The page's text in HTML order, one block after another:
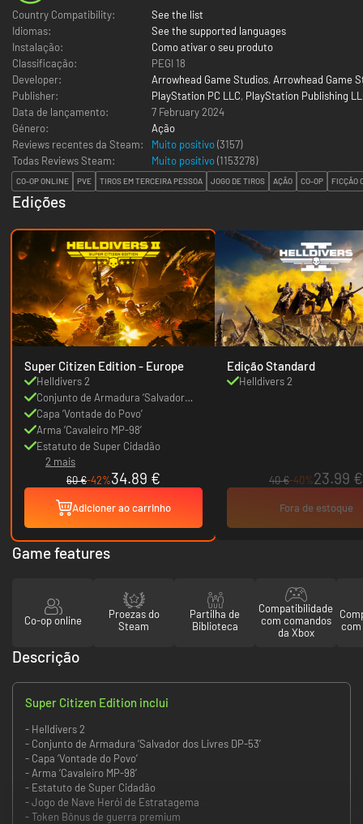
Country Compatibility:
See the list
Idiomas:
See the supported languages
Instalação:
Como ativar o seu produto
Classificação:
PEGI 18
Developer:
Arrowhead Game Studios, Arrowhead Game
Publisher:
PlayStation PC LLC, PlayStation Publishing
Data de lançamento:
7 February 2024
Género:
Ação
Reviews recentes da Steam:
Muito positivo(3157)
Todas Reviews Steam:
Muito positivo(1153278)
CO-OP ONLINE PVE TIROS EM TERCEIRA PESSOA JOGO DE TIROS AÇÃO CO-OP FICÇÃO
Edições
Super Citizen Edition - Europe
Helldivers 2
Conjunto de Armadura ‘Salvador
dos Livres DP-53’
Capa ‘Vontade do Povo’
Arma ‘Cavaleiro MP-98’
Estatuto de Super Cidadão
2 mais
60 €-42%34.89 €
Adicioner ao carrinho
Edição Standard
Helldivers 2
40 €-40%23.99 €
Fora de estoque
Game features
Co-op online
Proezas do
Steam
Partilha de
Biblioteca
Compatibilidade
com comandos
da Xbox
com
Descrição
Super Citizen Edition inclui
- Helldivers 2
- Conjunto de Armadura ‘Salvador dos Livres DP-53’
- Capa ‘Vontade do Povo’
- Arma ‘Cavaleiro MP-98’
- Estatuto de Super Cidadão
- Jogo de Nave Herói de Estratagema
- Token Bônus de guerra premium